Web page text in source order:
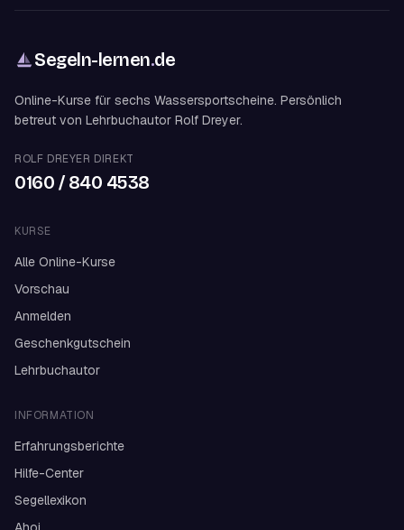
Segeln-lernen.de
Online-Kurse für sechs Wassersportscheine. Persönlich
betreut von Lehrbuchautor Rolf Dreyer.
ROLF DREYER DIREKT
0160 / 840 4538
KURSE
Alle Online-Kurse
Vorschau
Anmelden
Geschenkgutschein
Lehrbuchautor
INFORMATION
Erfahrungsberichte
Hilfe-Center
Segellexikon